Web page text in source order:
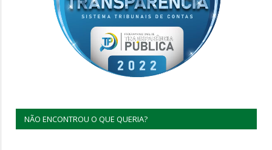
NÃO ENCONTROU O QUE QUERIA?